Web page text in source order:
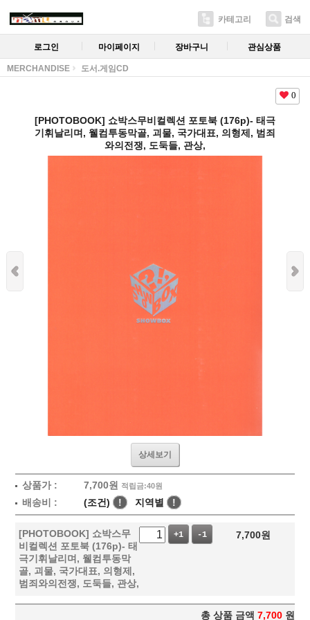
카테고리 검색
로그인 마이페이지 장바구니 관심상품
MERCHANDISE 도서.게임CD
0
[PHOTOBOOK] 쇼박스무비컬렉션 포토북 (176p)- 태극
기휘날리며, 웰컴투동막골, 괴물, 국가대표, 의형제, 범죄
와의전쟁, 도둑들, 관상,
상세보기
상품가 : 7,700원 적립금:40원
배송비 : (조건) ! 지역별 !
[PHOTOBOOK] 쇼박스무
비컬렉션 포토북 (176p)- 태
극기휘날리며, 웰컴투동막
골, 괴물, 국가대표, 의형제,
범죄와의전쟁, 도둑들, 관상,
+1 -1 7,700원
총 상품 금액 7,700 원